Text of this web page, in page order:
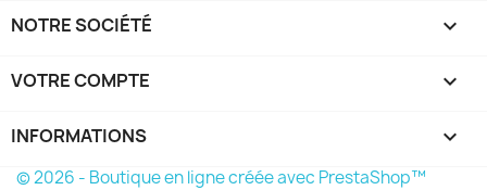
NOTRE SOCIÉTÉ 
VOTRE COMPTE 
INFORMATIONS keyboard_arrow_down
© 2026 - Boutique en ligne créée avec PrestaShop™